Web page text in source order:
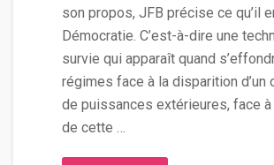
son propos, JFB précise ce qu’il
Démocratie. C’est-à-dire une
survie qui apparaît quand
régimes face à la disparition d’un
de puissances extérieures, face
de cette …